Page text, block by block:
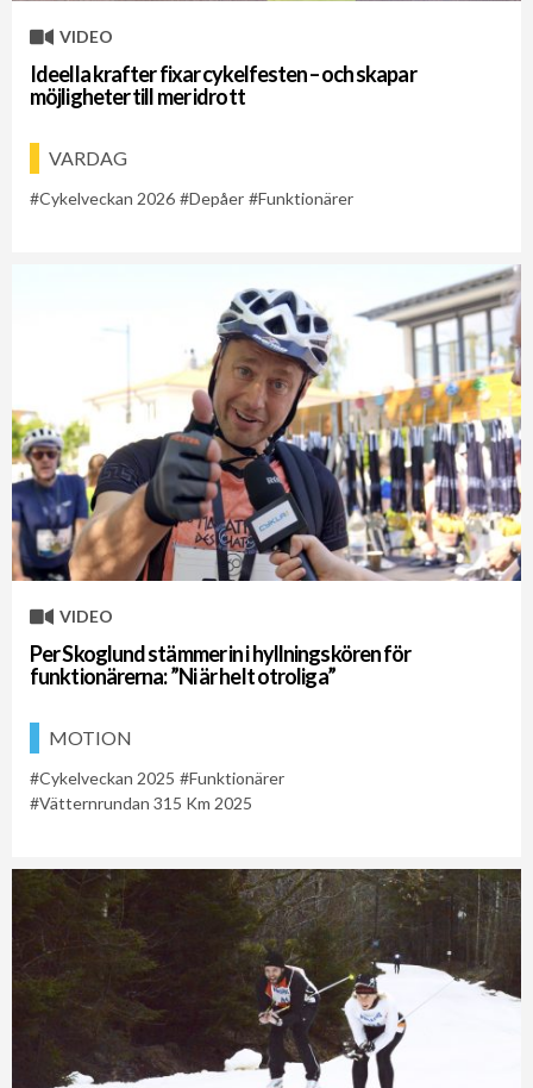
VIDEO
Ideella krafter fixar cykelfesten – och skapar
möjligheter till mer idrott
VARDAG
Cykelveckan 2026 Depåer Funktionärer
VIDEO
Per Skoglund stämmer in i hyllningskören för
funktionärerna: ”Ni är helt otroliga”
MOTION
Cykelveckan 2025
Funktionärer
Vätternrundan 315 Km 2025